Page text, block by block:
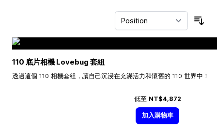
110 底片相機 Lovebug 套組
透過這個 110 相機套組，讓自己沉浸在充滿活力和懷舊的 110 世界中！
低至 NT$4,872
加入購物車